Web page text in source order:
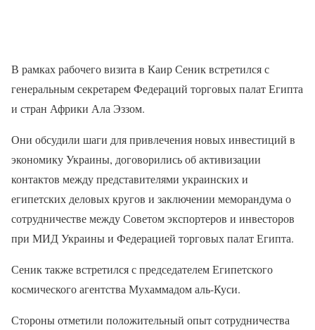
В рамках рабочего визита в Каир Сеник встретился с
генеральным секретарем Федераций торговых палат Египта
и стран Африки Ала Эззом.
Они обсудили шаги для привлечения новых инвестиций в
экономику Украины, договорились об активизации
контактов между представителями украинских и
египетских деловых кругов и заключении меморандума о
сотрудничестве между Советом экспортеров и инвесторов
при МИД Украины и Федерацией торговых палат Египта.
Сеник также встретился с председателем Египетского
космического агентства Мухаммадом аль-Куси.
Стороны отметили положительный опыт сотрудничества